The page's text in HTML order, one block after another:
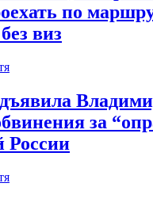
по
виз
за
России